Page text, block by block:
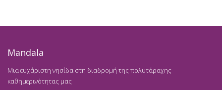
Mandala
Μια ευχάριστη νησίδα στη διαδρομή της πολυτάραχης
καθημερινότητας μας